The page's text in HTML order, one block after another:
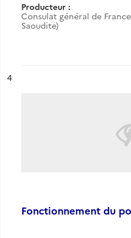
Producteur :
Consulat général de
Saoudite)
n°
4
Fonctionnement du